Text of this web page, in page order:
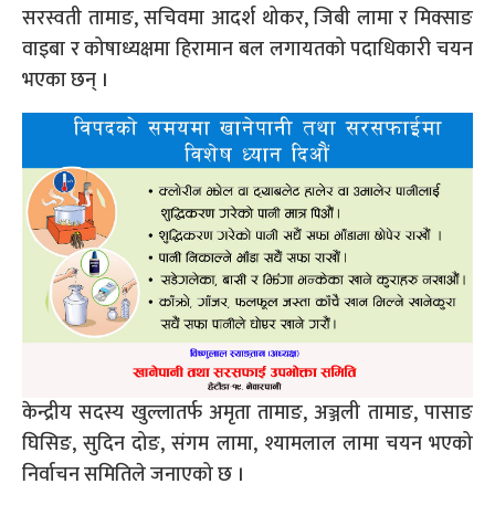
सरस्वती तामाङ, सचिवमा आदर्श थोकर, जिबी लामा र मिक्साङ
वाइबा र कोषाध्यक्षमा हिरामान बल लगायतको पदाधिकारी चयन
भएका छन् ।
केन्द्रीय सदस्य खुल्लातर्फ अमृता तामाङ, अञ्जली तामाङ, पासाङ
घिसिङ, सुदिन दोङ, संगम लामा, श्यामलाल लामा चयन भएको
निर्वाचन समितिले जनाएको छ ।